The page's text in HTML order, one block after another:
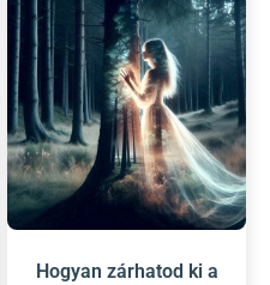
Hogyan zárhatod ki a